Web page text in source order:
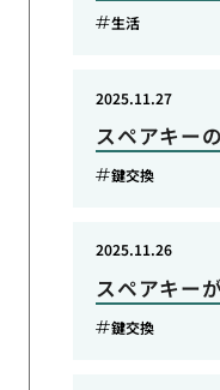
生活
スペアキー
2025.11.27
鍵交換
スペアキー
2025.11.26
鍵交換